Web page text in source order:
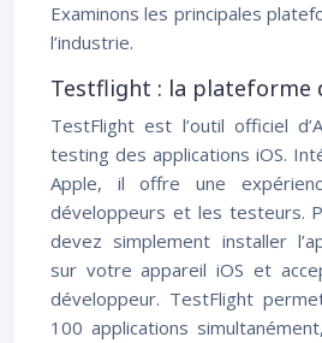
Examinons les principales
l’industrie.
Testflight : la plateforme
TestFlight est l’outil officiel
testing des applications iOS.
Apple, il offre une
développeurs et les testeurs.
devez simplement installer
sur votre appareil iOS et
développeur. TestFlight
100 applications